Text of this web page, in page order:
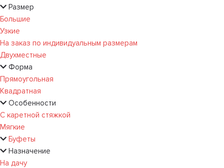
Размер
Большие
Узкие
На заказ по индивидуальным размерам
Двухместные
Форма
Прямоугольная
Квадратная
Особенности
С каретной стяжкой
Мягкие
Буфеты
Назначение
На дачу